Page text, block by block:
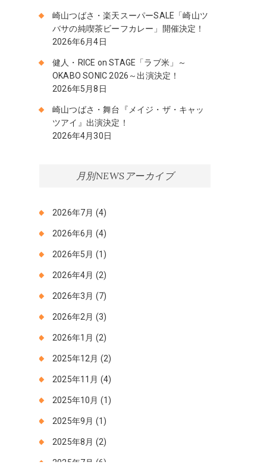
崎山つばさ・楽天スーパーSALE「崎山ツ
バサの純喫茶ビーフカレー」開催決定！
2026年6月4日
健人・RICE on STAGE「ラブ米」～
OKABO SONIC 2026～出演決定！
2026年5月8日
崎山つばさ・舞台『メイジ・ザ・キャッ
ツアイ』出演決定！
2026年4月30日
月別NEWSアーカイブ
2026年7月 (4)
2026年6月 (4)
2026年5月 (1)
2026年4月 (2)
2026年3月 (7)
2026年2月 (3)
2026年1月 (2)
2025年12月 (2)
2025年11月 (4)
2025年10月 (1)
2025年9月 (1)
2025年8月 (2)
2025年7月 (6)